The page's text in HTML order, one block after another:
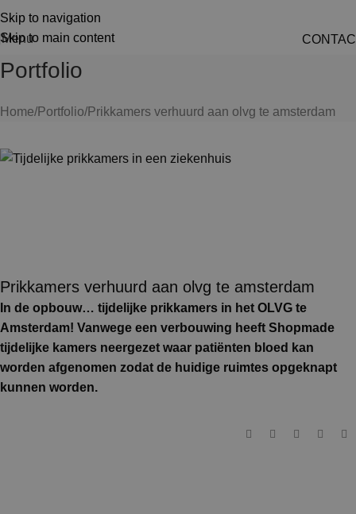
Skip to navigation
Skip to main content
Menu
Portfolio
Home Portfolio Prikkamers verhuurd aan olvg te amsterdam
Prikkamers verhuurd aan olvg te amsterdam
In de opbouw… tijdelijke prikkamers in het OLVG te
Amsterdam! Vanwege een verbouwing heeft Shopmade
tijdelijke kamers neergezet waar patiënten bloed kan
worden afgenomen zodat de huidige ruimtes opgeknapt
kunnen worden.